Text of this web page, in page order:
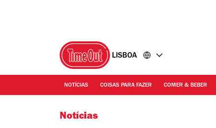
LISBOA
NOTÍCIAS COISAS PARA FAZER COMER & BEBER
Notícias